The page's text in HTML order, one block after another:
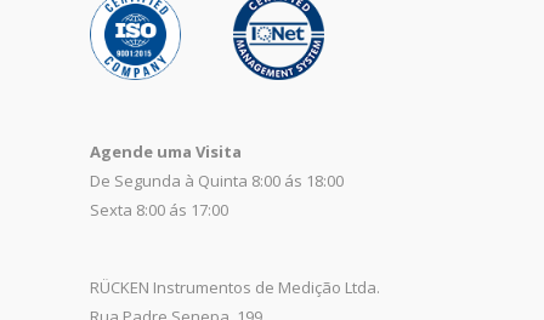
Agende uma Visita
De Segunda à Quinta 8:00 ás 18:00
Sexta 8:00 ás 17:00
RÜCKEN Instrumentos de Medição Ltda.